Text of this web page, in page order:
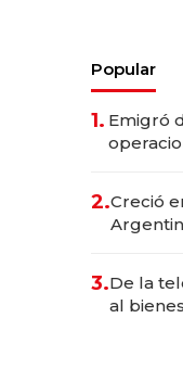
Popular
1. Emigró
2.Creció
las
3.De la
al